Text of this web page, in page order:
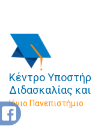
Κέντρο
Διδασκαλίας
Ιόνιο Πανεπιστήμιο